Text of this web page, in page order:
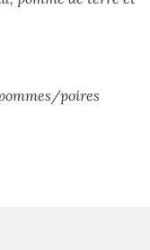
poires